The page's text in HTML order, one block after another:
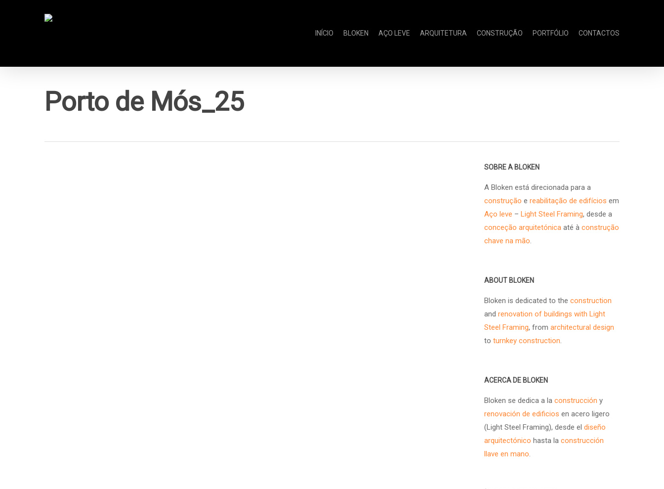
INÍCIO BLOKEN AÇO LEVE ARQUITETURA CONSTRUÇÃO PORTFÓLIO CONTACTOS
Porto de Mós_25
SOBRE A BLOKEN
A Bloken está direcionada para a
construção ereabilitação de edifícios em
Aço leve –Light Steel Framing, desde a
conceção arquitetónica até àconstrução
chave na mão.
ABOUT BLOKEN
Bloken is dedicated to theconstruction
andrenovation of buildings with Light
Steel Framing, fromarchitectural design
toturnkey construction.
ACERCA DE BLOKEN
Bloken se dedica a laconstrucción y
renovación de edificios en acero ligero
(Light Steel Framing), desde eldiseño
arquitectónico hasta laconstrucción
llave en mano.